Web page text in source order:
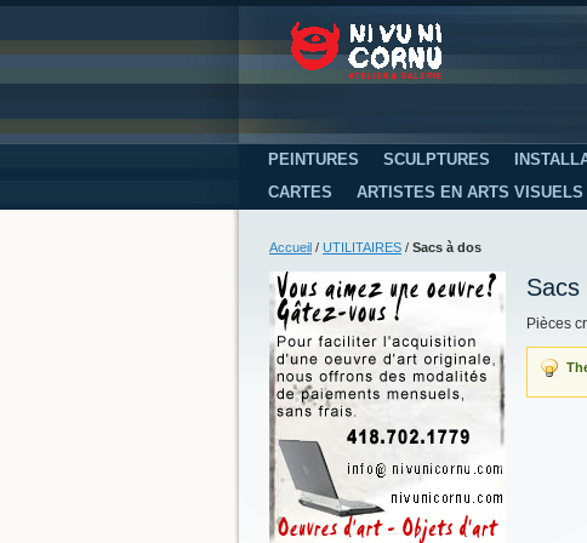
PEINTURES SCULPTURES
CARTES
ARTISTES EN ARTS VISUELS
Accueil / UTILITAIRES / Sacs à dos
Sacs
Pièces